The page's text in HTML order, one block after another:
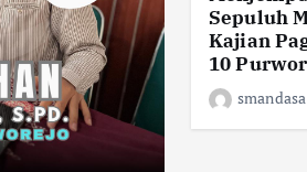
Sepuluh
Kajian
10
smandasa